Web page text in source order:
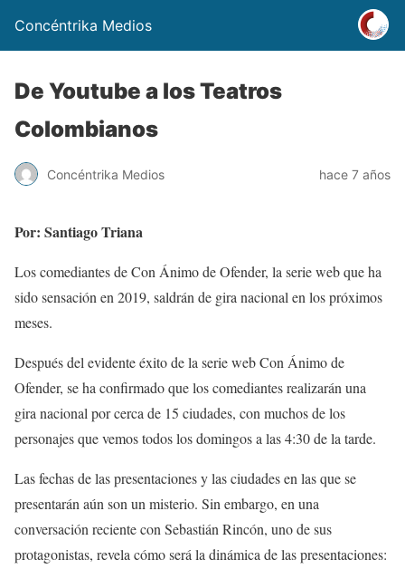
Concéntrika Medios
De Youtube a los Teatros
Colombianos
Concéntrika Medios hace 7 años
Por: Santiago Triana
Los comediantes de Con Ánimo de Ofender, la serie web que ha
sido sensación en 2019, saldrán de gira nacional en los próximos
meses.
Después del evidente éxito de la serie web Con Ánimo de
Ofender, se ha confirmado que los comediantes realizarán una
gira nacional por cerca de 15 ciudades, con muchos de los
personajes que vemos todos los domingos a las 4:30 de la tarde.
Las fechas de las presentaciones y las ciudades en las que se
presentarán aún son un misterio. Sin embargo, en una
conversación reciente con Sebastián Rincón, uno de sus
protagonistas, revela cómo será la dinámica de las presentaciones: